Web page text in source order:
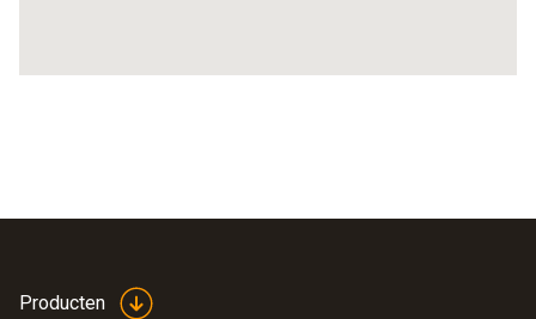
Producten